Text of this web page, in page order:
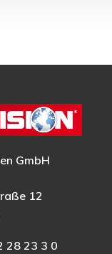
GmbH
12
28 23 3 0